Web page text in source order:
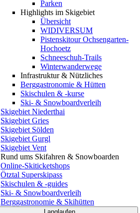
Parken
Highlights im Skigebiet
Übersicht
WIDIVERSUM
Pistenskitour Ochsengarten-
Hochoetz
Schneeschuh-Trails
Winterwanderwege
Infrastruktur & Nützliches
Berggastronomie & Hütten
Skischulen & -kurse
Ski- & Snowboardverleih
Skigebiet Niederthai
Skigebiet Gries
Skigebiet Sölden
Skigebiet Gurgl
Skigebiet Vent
Rund ums Skifahren & Snowboarden
Online-Skiticketshops
Ötztal Superskipass
Skischulen & -guides
Ski- & Snowboardverleih
Berggastronomie & Skihütten